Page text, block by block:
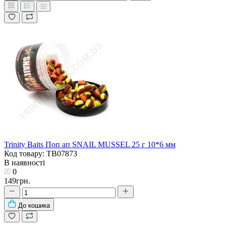
Trinity Baits Поп ап SNAIL MUSSEL 25 г 10*6 мм
Код товару: TB07873
В наявності
0
149грн.
До кошика